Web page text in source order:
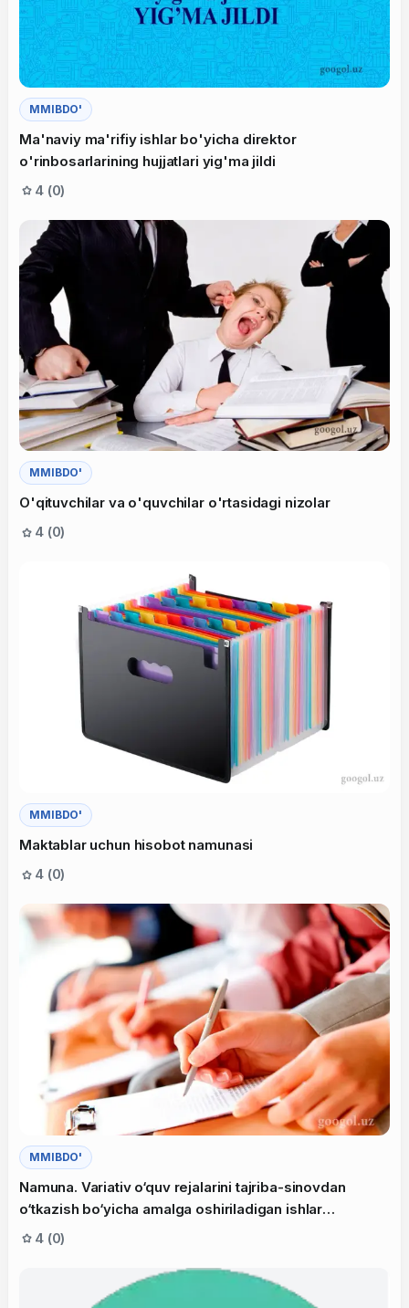
MMIBDO'
Ma'naviy ma'rifiy ishlar bo'yicha direktor
o'rinbosarlarining hujjatlari yig'ma jildi
4 (0)
MMIBDO'
O'qituvchilar va o'quvchilar o'rtasidagi nizolar
4 (0)
MMIBDO'
Maktablar uchun hisobot namunasi
4 (0)
MMIBDO'
Namuna. Variativ o‘quv rejalarini tajriba-sinovdan
o‘tkazish bo‘yicha amalga oshiriladigan ishlar
4 (0)